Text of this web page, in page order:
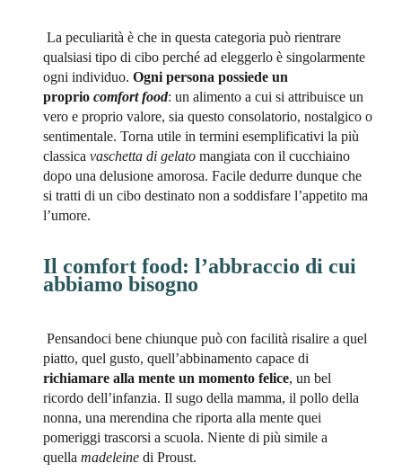
La peculiarità è che in questa categoria può rientrare
qualsiasi tipo di cibo perché ad eleggerlo è singolarmente
ogni individuo. Ogni persona possiede un
proprio comfort food: un alimento a cui si attribuisce un
vero e proprio valore, sia questo consolatorio, nostalgico o
sentimentale. Torna utile in termini esemplificativi la più
classica vaschetta di gelato mangiata con il cucchiaino
dopo una delusione amorosa. Facile dedurre dunque che
si tratti di un cibo destinato non a soddisfare l’appetito ma
l’umore.
Il comfort food: l’abbraccio di cui
abbiamo bisogno
Pensandoci bene chiunque può con facilità risalire a quel
piatto, quel gusto, quell’abbinamento capace di
richiamare alla mente un momento felice, un bel
ricordo dell’infanzia. Il sugo della mamma, il pollo della
nonna, una merendina che riporta alla mente quei
pomeriggi trascorsi a scuola. Niente di più simile a
quella madeleine di Proust.